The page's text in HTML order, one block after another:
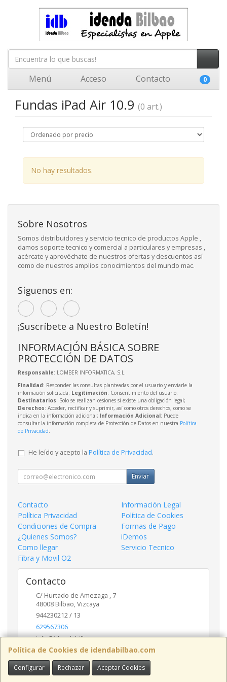
Menú Acceso Contacto 0
Fundas iPad Air 10.9 (0 art.)
No hay resultados.
Política de Cookies de idendabilbao.com
Configurar Rechazar Aceptar Cookies
Sobre Nosotros
Somos distribuidores y servicio tecnico de productos Apple ,
damos soporte tecnico y comercial a particulares y empresas ,
acércate y aprovéchate de nuestros ofertas y descuentos así
como de nuestros amplios conocimientos del mundo mac.
Síguenos en:
¡Suscríbete a Nuestro Boletín!
INFORMACIÓN BÁSICA SOBRE
PROTECCIÓN DE DATOS
Responsable: LOMBER INFORMATICA, S.L.
Finalidad: Responder las consultas planteadas por el usuario y enviarle la
información solicitada; Legitimación: Consentimiento del usuario;
Destinatarios: Solo se realizan cesiones si existe una obligación legal;
Derechos: Acceder, rectificar y suprimir, así como otros derechos, como se
indica en la información adicional; Información Adicional: Puede
consultar la información completa de Protección de Datos en nuestra Política
de Privacidad.
He leído y acepto la Política de Privacidad.
Enviar
Contacto
Información Legal
Política Privacidad
Política de Cookies
Condiciones de Compra
Formas de Pago
¿Quienes Somos?
iDemos
Como llegar
Servicio Tecnico
Fibra y Movil O2
Contacto
C/ Hurtado de Amezaga , 7
48008 Bilbao,Vizcaya
944230212 / 13
629567306
info@idendabilbao.com
Horario